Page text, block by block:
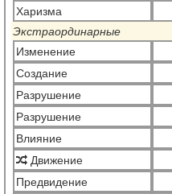
Харизма
Экстраординарные
Изменение
Создание
Разрушение
Разрушение
Влияние
Движение
Предвидение